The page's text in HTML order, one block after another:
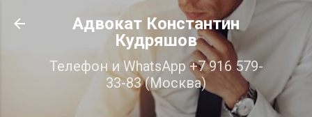
К основному контенту
Адвокат Константин
Кудряшов
Телефон и WhatsApp +7 916 579-
33-83 (Москва)